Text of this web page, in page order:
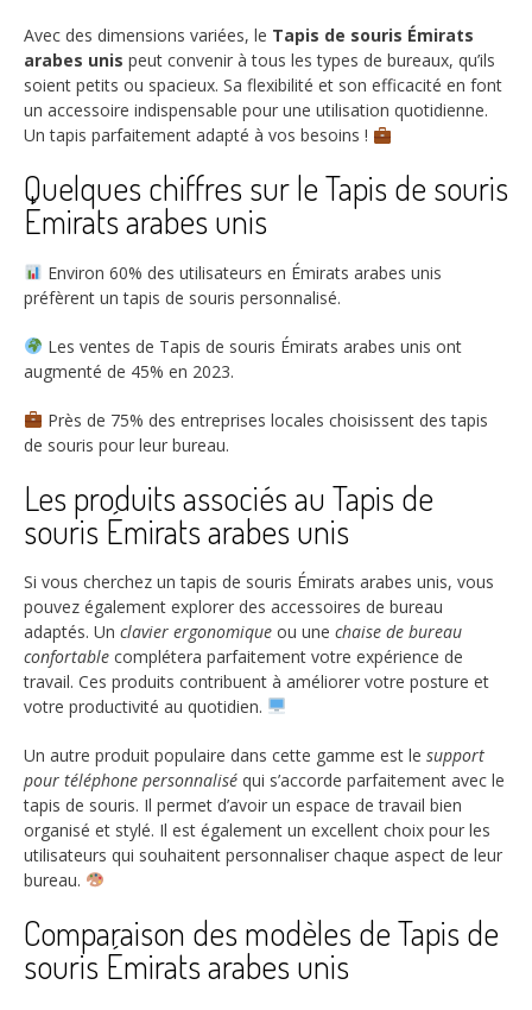
Avec des dimensions variées, le Tapis de souris Émirats
arabes unis peut convenir à tous les types de bureaux, qu’ils
soient petits ou spacieux. Sa flexibilité et son efficacité en font
un accessoire indispensable pour une utilisation quotidienne.
Un tapis parfaitement adapté à vos besoins !
Quelques chiffres sur le Tapis de souris
Émirats arabes unis
Environ 60% des utilisateurs en Émirats arabes unis
préfèrent un tapis de souris personnalisé.
Les ventes de Tapis de souris Émirats arabes unis ont
augmenté de 45% en 2023.
Près de 75% des entreprises locales choisissent des tapis
de souris pour leur bureau.
Les produits associés au Tapis de
souris Émirats arabes unis
Si vous cherchez un tapis de souris Émirats arabes unis, vous
pouvez également explorer des accessoires de bureau
adaptés. Un clavier ergonomique ou une chaise de bureau
confortable complétera parfaitement votre expérience de
travail. Ces produits contribuent à améliorer votre posture et
votre productivité au quotidien.
Un autre produit populaire dans cette gamme est le support
pour téléphone personnalisé qui s’accorde parfaitement avec le
tapis de souris. Il permet d’avoir un espace de travail bien
organisé et stylé. Il est également un excellent choix pour les
utilisateurs qui souhaitent personnaliser chaque aspect de leur
bureau.
Comparaison des modèles de Tapis de
souris Émirats arabes unis